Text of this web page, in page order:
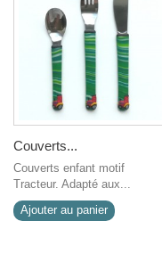
Couverts...
Couverts enfant motif
Tracteur. Adapté aux...
Ajouter au panier